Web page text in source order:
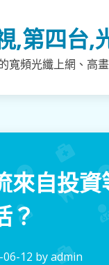
,第四台,
寬頻光纖上網、高
來自投
？
06-12 byadmin